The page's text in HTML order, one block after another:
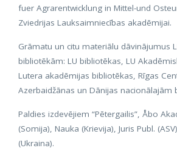
fuer Agrarentwicklung in Mittel-und
Zviedrijas Lauksaimniecības akadēmijai.
Grāmatu un citu materiālu dāvinājumus
bibliotēkām: LU bibliotēkas, LU
Lutera akadēmijas bibliotēkas, Rīgas
Azerbaidžānas un Dānijas nacionālajām
Paldies izdevējiem “Pētergailis”, Åbo
(Somija), Nauka (Krievija), Juris Publ.
(Ukraina).